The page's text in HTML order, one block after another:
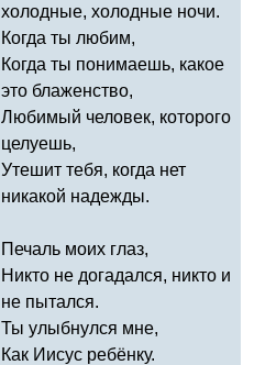
холодные, холодные ночи.
Когда ты любим,
Когда ты понимаешь, какое
это блаженство,
Любимый человек, которого
целуешь,
Утешит тебя, когда нет
никакой надежды.
Печаль моих глаз,
Никто не догадался, никто и
не пытался.
Ты улыбнулся мне,
Как Иисус ребёнку.